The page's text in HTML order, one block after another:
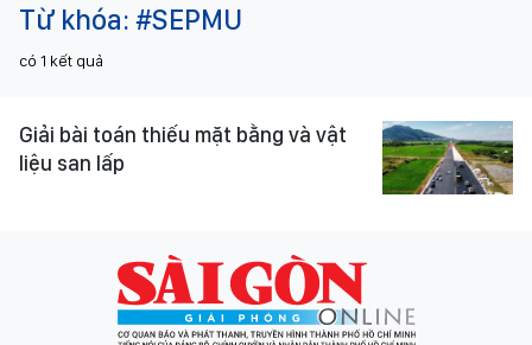
Từ khóa: #SEPMU
có 1 kết quả
Giải bài toán thiếu mặt bằng và vật
liệu san lấp